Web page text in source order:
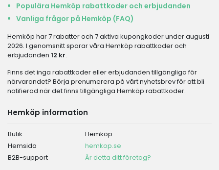
Populära Hemköp rabattkoder och erbjudanden
Vanliga frågor på Hemköp (FAQ)
Hemköp har 7 rabatter och 7 aktiva kupongkoder under augusti
2026. I genomsnitt sparar våra Hemköp rabattkoder och
erbjudanden 12 kr.
Finns det inga rabattkoder eller erbjudanden tillgängliga för
närvarandet? Börja prenumerera på vårt nyhetsbrev för att bli
notifierad när det finns tillgängliga Hemköp rabattkoder.
Hemköp information
Butik
Hemköp
Hemsida
hemkop.se
B2B-support
Är detta ditt företag?